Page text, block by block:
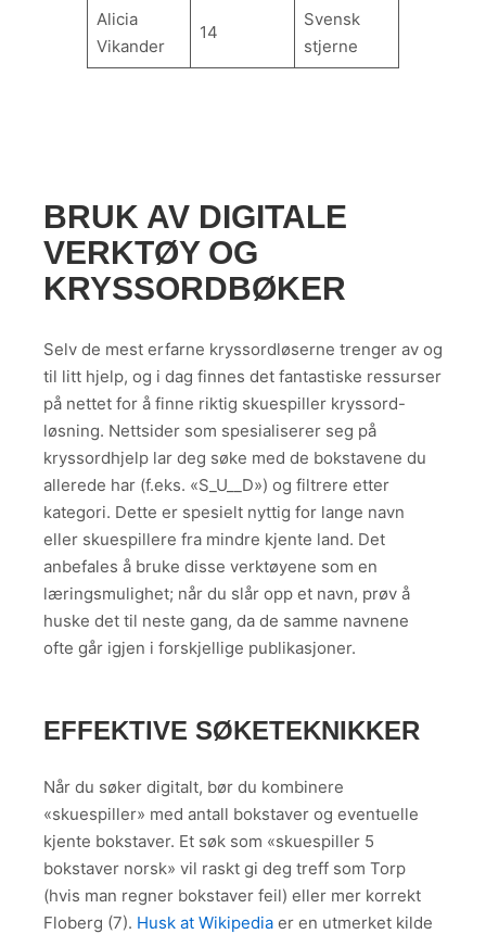
Alicia
Vikander
14
Svensk
stjerne
BRUK AV DIGITALE
VERKTØY OG
KRYSSORDBØKER
Selv de mest erfarne kryssordløserne trenger av og
til litt hjelp, og i dag finnes det fantastiske ressurser
på nettet for å finne riktig skuespiller kryssord-
løsning. Nettsider som spesialiserer seg på
kryssordhjelp lar deg søke med de bokstavene du
allerede har (f.eks. «S_U__D») og filtrere etter
kategori. Dette er spesielt nyttig for lange navn
eller skuespillere fra mindre kjente land. Det
anbefales å bruke disse verktøyene som en
læringsmulighet; når du slår opp et navn, prøv å
huske det til neste gang, da de samme navnene
ofte går igjen i forskjellige publikasjoner.
EFFEKTIVE SØKETEKNIKKER
Når du søker digitalt, bør du kombinere
«skuespiller» med antall bokstaver og eventuelle
kjente bokstaver. Et søk som «skuespiller 5
bokstaver norsk» vil raskt gi deg treff som Torp
(hvis man regner bokstaver feil) eller mer korrekt
Floberg (7). Husk at Wikipedia er en utmerket kilde